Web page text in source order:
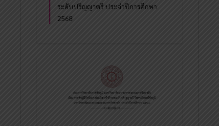
ระดับปริญญาตรี ประจำปีการศึกษา
2568